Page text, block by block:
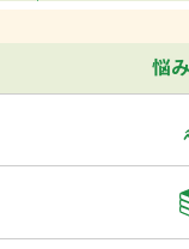
悩